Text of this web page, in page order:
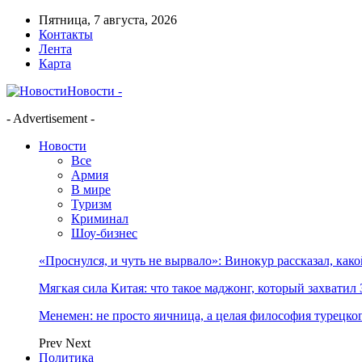
Пятница, 7 августа, 2026
Контакты
Лента
Карта
Новости -
- Advertisement -
Новости
Все
Армия
В мире
Туризм
Криминал
Шоу-бизнес
«Проснулся, и чуть не вырвало»: Винокур рассказал,
Мягкая сила Китая: что такое маджонг, который захватил
Менемен: не просто яичница, а целая философия
Prev Next
Политика